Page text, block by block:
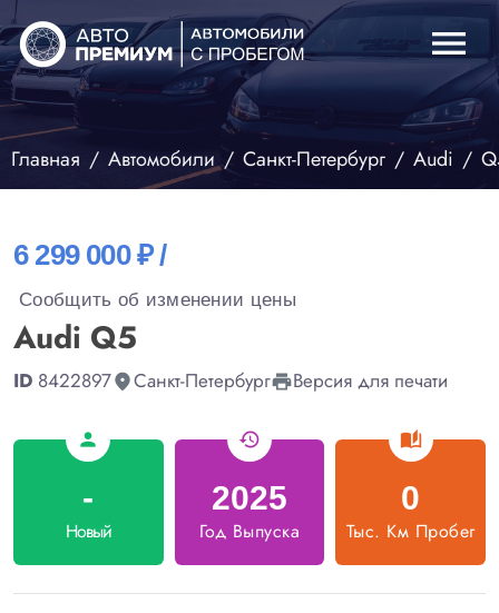
menu
Главная Автомобили Санкт-Петербург Audi
6 299 000 ₽ /
Сообщить об изменении цены
Audi Q5
ID 8422897fmd_goodСанкт-ПетербургprintВерсия для печати
person
-
Новый
history
2025
Год Выпуска
auto_stories
0
Тыс. Км Пробег